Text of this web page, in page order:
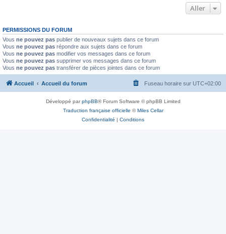
Aller
PERMISSIONS DU FORUM
Vous ne pouvez pas publier de nouveaux sujets dans ce forum
Vous ne pouvez pas répondre aux sujets dans ce forum
Vous ne pouvez pas modifier vos messages dans ce forum
Vous ne pouvez pas supprimer vos messages dans ce forum
Vous ne pouvez pas transférer de pièces jointes dans ce forum
Accueil Accueil du forum Fuseau horaire sur UTC+02:00
Développé parphpBB® Forum Software © phpBB Limited
Traduction française officielle ©Miles Cellar
Confidentialité | Conditions